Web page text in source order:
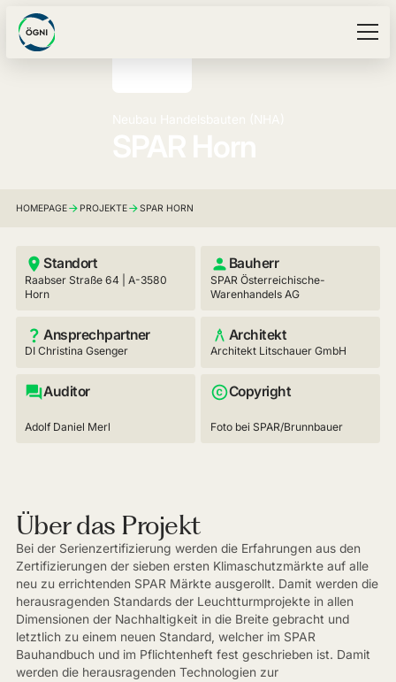
HOMEPAGE PROJEKTE SPAR HORN
Standort
Raabser Straße 64 | A-3580
Horn
Bauherr
SPAR Österreichische-
Warenhandels AG
Ansprechpartner
DI Christina Gsenger
Architekt
Architekt Litschauer GmbH
Auditor
Adolf Daniel Merl
Copyright
Foto bei SPAR/Brunnbauer
Über das Projekt
Bei der Serienzertifizierung werden die Erfahrungen aus den
Zertifizierungen der sieben ersten Klimaschutzmärkte auf alle
neu zu errichtenden SPAR Märkte ausgerollt. Damit werden die
herausragenden Standards der Leuchtturmprojekte in allen
Dimensionen der Nachhaltigkeit in die Breite gebracht und
letztlich zu einem neuen Standard, welcher im SPAR
Bauhandbuch und im Pflichtenheft fest geschrieben ist. Damit
werden die herausragenden Technologien zur